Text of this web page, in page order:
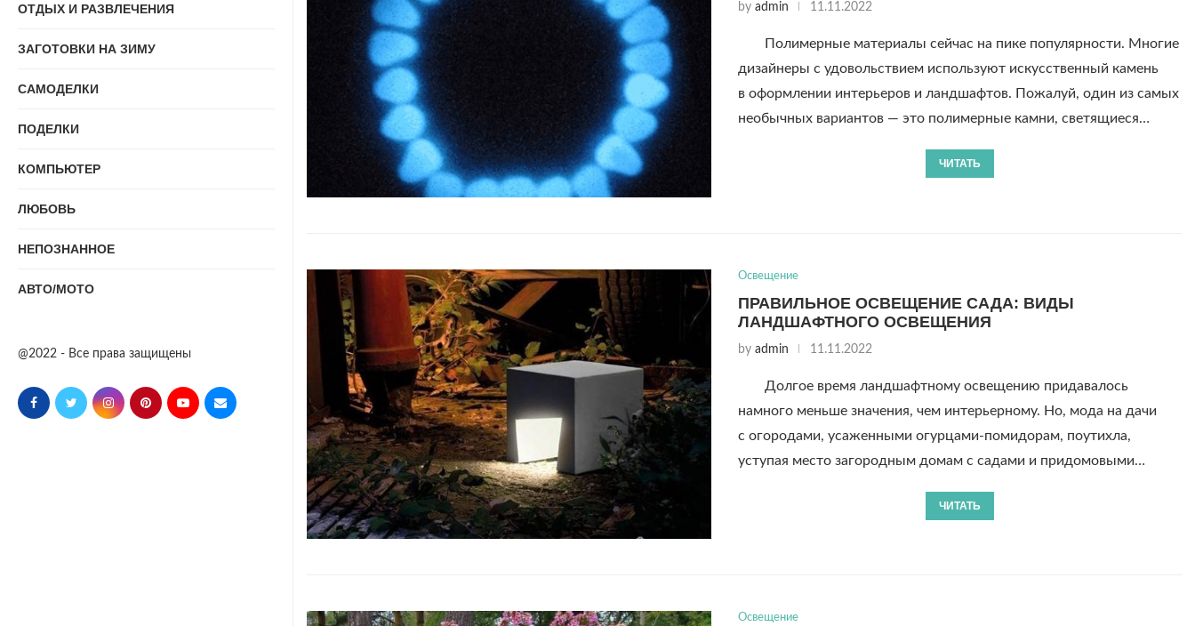
ОТДЫХ И РАЗВЛЕЧЕНИЯ
ЗАГОТОВКИ НА ЗИМУ
САМОДЕЛКИ
ПОДЕЛКИ
КОМПЬЮТЕР
ЛЮБОВЬ
НЕПОЗНАННОЕ
АВТО/МОТО
@2022 - Все права защищены
byadmin 11.11.2022
Полимерные материалы сейчас на пике популярности. Многие
дизайнеры с удовольствием используют искусственный камень
в оформлении интерьеров и ландшафтов. Пожалуй, один из самых
необычных вариантов — это полимерные камни, светящиеся…
ЧИТАТЬ
Освещение
ПРАВИЛЬНОЕ ОСВЕЩЕНИЕ САДА: ВИДЫ
ЛАНДШАФТНОГО ОСВЕЩЕНИЯ
byadmin 11.11.2022
Долгое время ландшафтному освещению придавалось
намного меньше значения, чем интерьерному. Но, мода на дачи
с огородами, усаженными огурцами-помидорам, поутихла,
уступая место загородным домам с садами и придомовыми…
ЧИТАТЬ
Освещение